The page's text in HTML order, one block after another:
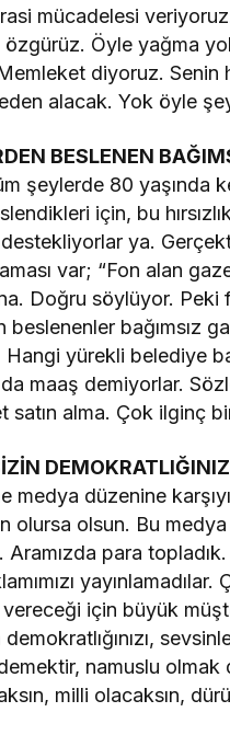
mücadelesi
özgürüz. Öyle yağma
diyoruz. Senin
alacak. Yok öyle
BESLENEN
şeylerde 80 yaşında
için, bu
destekliyorlar ya.
var; “Fon alan
Doğru söylüyor.
bağımsız
yürekli belediye
maaş demiyorlar.
satın alma. Çok ilginç
medya düzenine
olursa olsun. Bu medya
para
için büyük
namuslu olmak
milli olacaksın,